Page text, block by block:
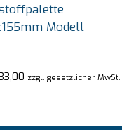
Modell
zzgl. gesetzlicher MwSt.